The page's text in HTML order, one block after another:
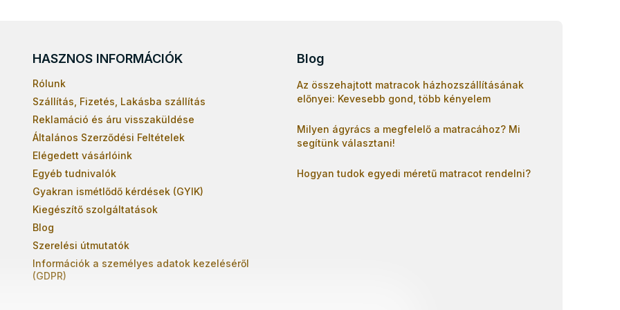
HASZNOS INFORMÁCIÓK
Rólunk
Szállítás, Fizetés, Lakásba szállítás
Reklamáció és áru visszaküldése
Általános Szerződési Feltételek
Elégedett vásárlóink
Egyéb tudnivalók
Gyakran ismétlődő kérdések (GYIK)
Kiegészítő szolgáltatások
Blog
Szerelési útmutatók
Információk a személyes adatok kezeléséről
(GDPR)
Blog
Az összehajtott matracok házhozszállításának
előnyei: Kevesebb gond, több kényelem
Milyen ágyrács a megfelelő a matracához? Mi
segítünk választani!
Hogyan tudok egyedi méretű matracot rendelni?